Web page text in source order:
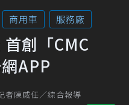
商用車 服務廠
創「CMC
APP
者陳威任／綜合報導